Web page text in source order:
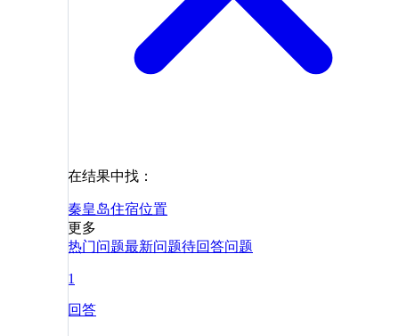
在结果中找：
秦皇岛住宿位置
更多
热门问题最新问题待回答问题
1
回答